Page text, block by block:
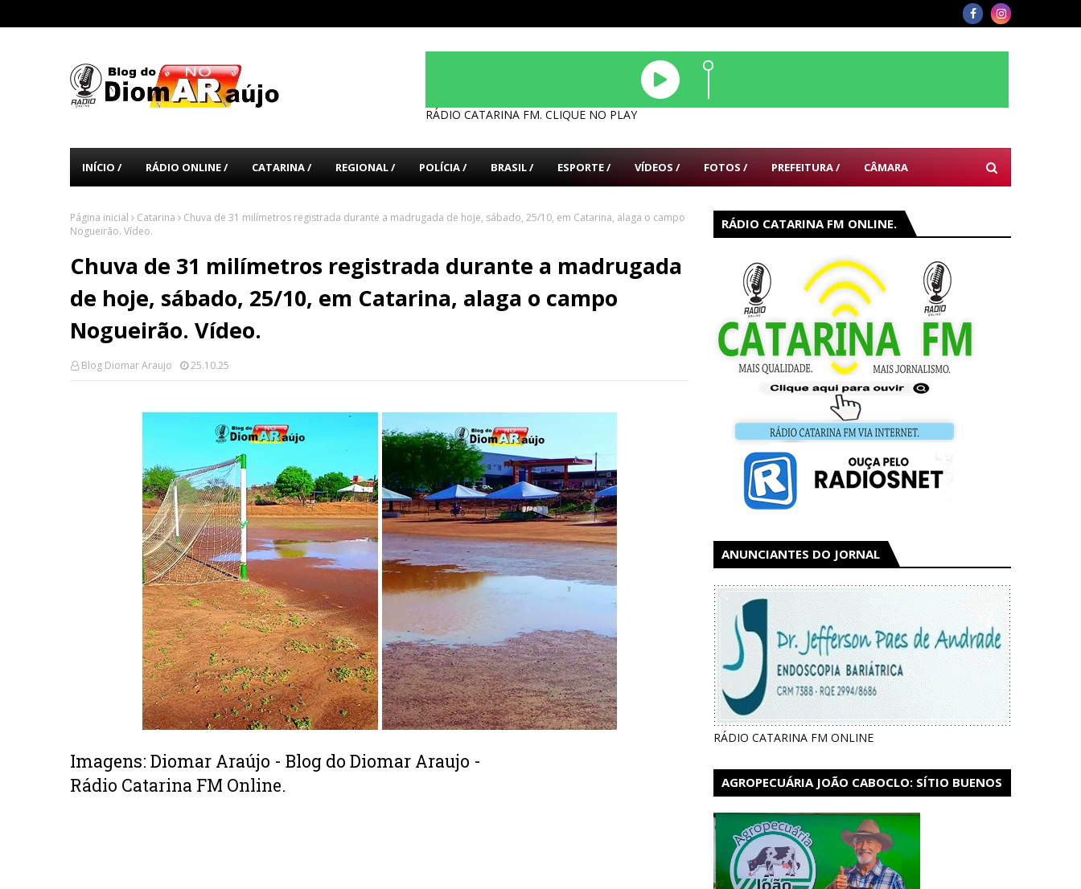
RÁDIO CATARINA FM. CLIQUE NO PLAY
INÍCIO / RÁDIO ONLINE / CATARINA / REGIONAL / POLÍCIA / BRASIL / ESPORTE / VÍDEOS / FOTOS / PREFEITURA / CÂMARA
Página inicial Catarina
Chuva de 31 milímetros registrada durante a madrugada de hoje, sábado, 25/10, em Catarina, alaga o campo
Nogueirão. Vídeo.
Chuva de 31 milímetros registrada durante a madrugada
de hoje, sábado, 25/10, em Catarina, alaga o campo
Nogueirão. Vídeo.
Blog Diomar Araujo 25.10.25
Imagens: Diomar Araújo - Blog do Diomar Araujo -
Rádio Catarina FM Online.
RÁDIO CATARINA FM ONLINE.
ANUNCIANTES DO JORNAL
RÁDIO CATARINA FM ONLINE
AGROPECUÁRIA JOÃO CABOCLO: SÍTIO BUENOS